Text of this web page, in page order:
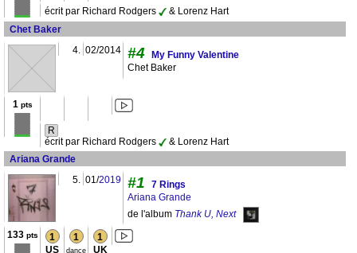
écrit par Richard Rodgers
& Lorenz Hart
Chet Baker
4. 02/2014 #4
My Funny Valentine
Chet Baker
1 pts
R
écrit par Richard Rodgers
& Lorenz Hart
Ariana Grande
5. 01/2019 #1
7 Rings
Ariana Grande
de l'album Thank U, Next
133pts 1
US
1
dance
1
UK